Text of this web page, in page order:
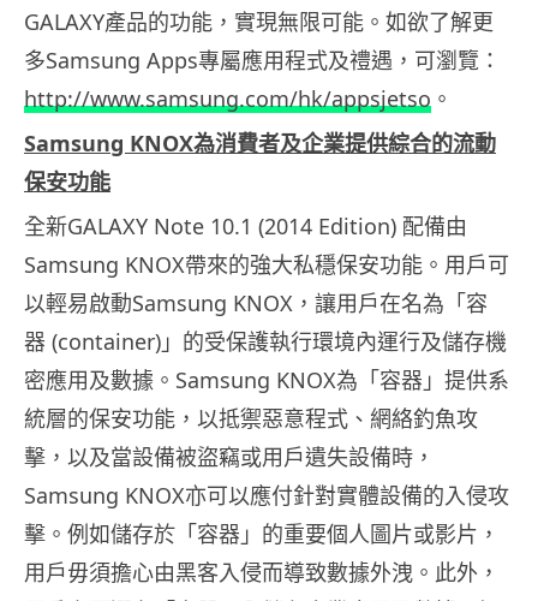
GALAXY產品的功能，實現無限可能。如欲了解更
多Samsung Apps專屬應用程式及禮遇，可瀏覽：
http://www.samsung.com/hk/appsjetso 。
Samsung KNOX為消費者及企業提供綜合的流動
保安功能
全新GALAXY Note 10.1 (2014 Edition) 配備由
Samsung KNOX帶來的強大私穩保安功能。用戶可
以輕易啟動Samsung KNOX，讓用戶在名為「容
器 (container)」 的受保護執行環境內運行及儲存機
密應用及數據。Samsung KNOX為「容器」提供系
統層的保安功能，以抵禦惡意程式、 網絡釣魚攻
擊，以及當設備被盜竊或用戶遺失設備時，
Samsung KNOX亦可以應付針對實體設備的入侵攻
擊。例如儲存於「容器」 的重要個人圖片或影片，
用戶毋須擔心由黑客入侵而導致數據外洩。 此外，